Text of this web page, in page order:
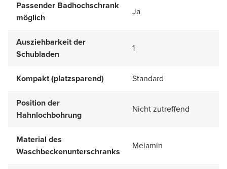
Passender Badhochschrank
möglich
Ja
Ausziehbarkeit der
Schubladen
1
Kompakt (platzsparend) Standard
Position der
Hahnlochbohrung
Nicht zutreffend
Material des
Waschbeckenunterschranks
Melamin